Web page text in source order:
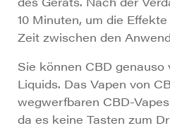
10 Minuten, um die
Zeit zwischen den
Sie können CBD
Liquids. Das Vapen von
wegwerfbaren CBD-
da es keine Tasten zum